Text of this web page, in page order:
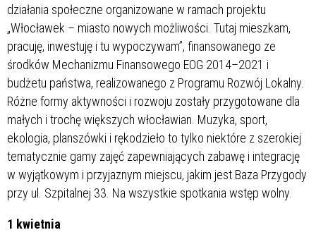
działania społeczne organizowane w ramach projektu
„Włocławek – miasto nowych możliwości. Tutaj mieszkam,
pracuję, inwestuję i tu wypoczywam”, finansowanego ze
środków Mechanizmu Finansowego EOG 2014–2021 i
budżetu państwa, realizowanego z Programu Rozwój Lokalny.
Różne formy aktywności i rozwoju zostały przygotowane dla
małych i trochę większych włocławian. Muzyka, sport,
ekologia, planszówki i rękodzieło to tylko niektóre z szerokiej
tematycznie gamy zajęć zapewniających zabawę i integrację
w wyjątkowym i przyjaznym miejscu, jakim jest Baza Przygody
przy ul. Szpitalnej 33. Na wszystkie spotkania wstęp wolny.
1 kwietnia